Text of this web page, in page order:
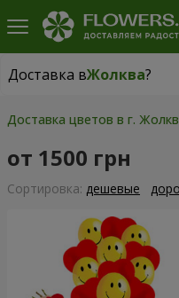
Доставка вЖолква?
Доставка вЖолква|
Доставка цветов в г.
от 1500 грн
Cортировка: дешевые